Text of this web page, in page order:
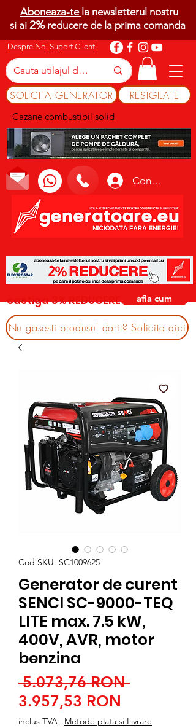
Despre Noi Suport Clienti
SOLICITA GENERATOR RESIGILATE
Cazane combustibil solid
Conectează-te
Aboneaza-te la newsletterul nostru
si ai 2%reducere de la prima comanda
castiga 3% REDUCERE afla cum
Nu gasesti produsul dorit? Solicita aici
Cod SKU: SC1009625
Generator de curent
SENCI SC-9000-TEQ
LITE max. 7.5 kW,
400V, AVR, motor
benzina
5.073,76 RON Preț
3.957,53 RON
redus
inclus TVA | Metode plata si Livrare